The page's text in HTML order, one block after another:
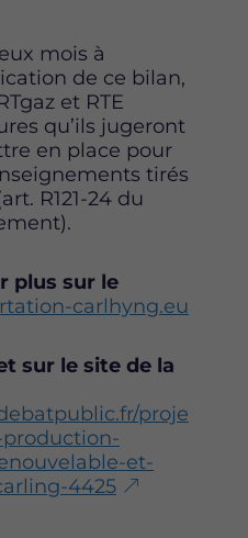
mois à
de ce bilan,
et RTE
qu’ils jugeront
en place pour
tirés
R121-24 du
plus sur le
carlhyng.eu
sur le site de la
proje
et-
4425